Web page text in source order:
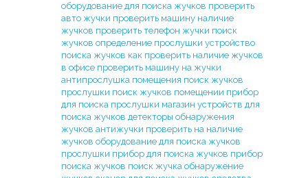
оборудование для поиска жучков проверить
авто жучки проверить машину наличие
жучков проверить телефон жучки поиск
жучков определение прослушки устройство
поиска жучков как проверить наличие жучков
в офисе проверить машину на жучки
антипрослушка помещения поиск жучков
прослушки поиск жучков помещении прибор
для поиска прослушки магазин устройств для
поиска жучков детекторы обнаружения
жучков антижучки проверить на наличие
жучков оборудование для поиска жучков
прослушки прибор для поиска жучков прибор
поиска жучков поиск жучка обнаружение